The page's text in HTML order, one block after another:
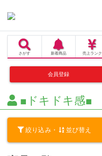
さがす 新着商品 売上 ランク
会員登録
■ドキドキ感■
絞り込み・ 並び替え